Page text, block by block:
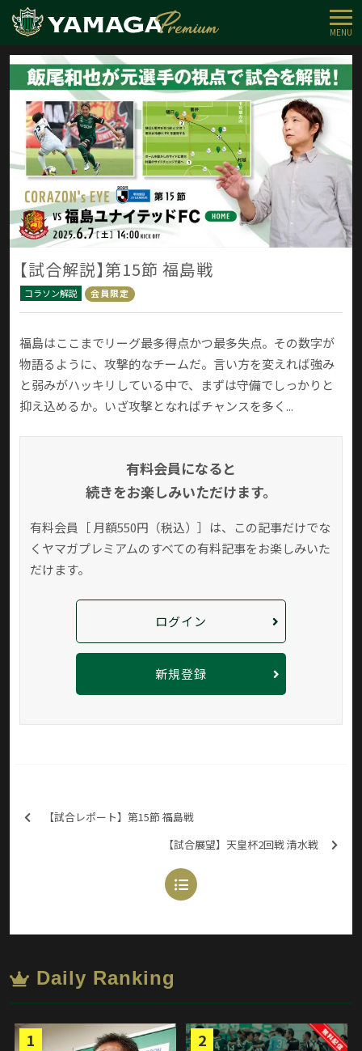
MENU
【試合解説】第15節 福島戦
コラソン解説 会員限定
福島はここまでリーグ最多得点かつ最多失点。その数字が
物語るように、攻撃的なチームだ。言い方を変えれば強み
と弱みがハッキリしている中で、まずは守備でしっかりと
抑え込めるか。いざ攻撃となればチャンスを多く...
有料会員になると
続きをお楽しみいただけます。
有料会員［ 月額550円（税込）］は、この記事だけでな
く ヤマガプレミアムのすべての有料記事をお楽しみいた
だけます。
ログイン
新規登録
【試合レポート】第15節 福島戦
【試合展望】天皇杯2回戦 清水戦
Daily Ranking